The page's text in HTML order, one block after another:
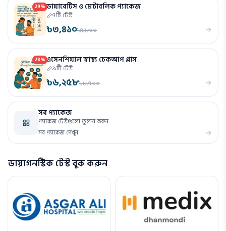
29% ডায়াবেটিস ও মেটাবলিক প্যাকেজ
৭টি টেস্ট
৳৩,৪১০৳৪,৮০০
28% এসেনশিয়াল স্বাস্থ্য চেকআপ প্লাস
৯টি টেস্ট
৳৬,২৫৮৳৮,৭০০
সব প্যাকেজ
প্যাকেজ টেস্টগুলো তুলনা করুন
সব প্যাকেজ দেখুন
ডায়াগনস্টিক টেস্ট বুক করুন